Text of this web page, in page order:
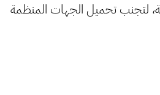
لتجنب تحميل الجهات المنظمة